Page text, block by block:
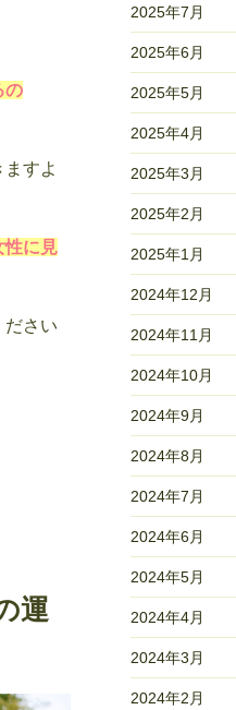
の
すよ
性に見
ださい
運
2025年7月
2025年6月
2025年5月
2025年4月
2025年3月
2025年2月
2025年1月
2024年12月
2024年11月
2024年10月
2024年9月
2024年8月
2024年7月
2024年6月
2024年5月
2024年4月
2024年3月
2024年2月